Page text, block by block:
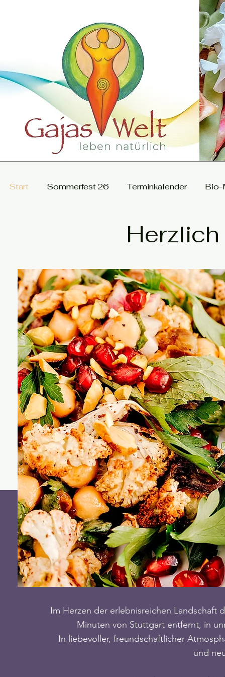
Im Herzen der erlebnisreichen Landschaft
Minuten von Stuttgart entfernt, in
In liebevoller, freundschaftlicher
und
Start Sommerfest 26 Terminkalender Bio-